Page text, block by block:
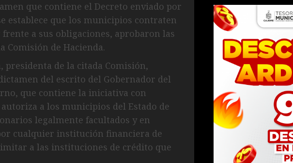
que contiene el Decreto enviado por
establece que los municipios contraten
a sus obligaciones, aprobaron las
Comisión de Hacienda.
presidenta de la citada Comisión,
del escrito del Gobernador del
que contiene la iniciativa con
a los municipios del Estado de
legalmente facultados y en
cualquier institución financiera de
a las instituciones de crédito que